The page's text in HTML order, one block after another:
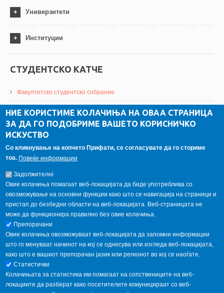
Универзитети
Институции
СТУДЕНТСКО КАТЧЕ
Факултетско студентско собрание
ДА Винчи магазин
Алумни асоцијација
ГАЛЕРИЈА
НИЕ КОРИСТИМЕ КОЛАЧИЊА НА ОВАА СТРАНИЦА
ЗА ДА ГО ПОДОБРИМЕ ВАШЕТО КОРИСНИЧКО
ИСКУСТВО
Со кликнување на копчето Прифати, се согласувате да го сториме
тоа. Повеќе информации
Задолжителнi
Овие колачиња помагаат веб-локацијата да биде употреблива со
овозможување на основни функции како што се навигација на страници и
пристап до безбедни области на веб-локацијата. Веб-страницата не
може да функционира правилно без овие колачиња.
Препорачани
Овие колачиња овозможуваат веб-локацијата да запомни информации
што го менуваат начинот на кој се однесува или изгледа веб-локацијата,
како што е вашиот препорачан јазик или регионот во кој се наоѓате.
Статистички
Колачињата за статистика им помагаат на сопствениците на веб-
локациите да разберат како посетителите комуницираат со веб-